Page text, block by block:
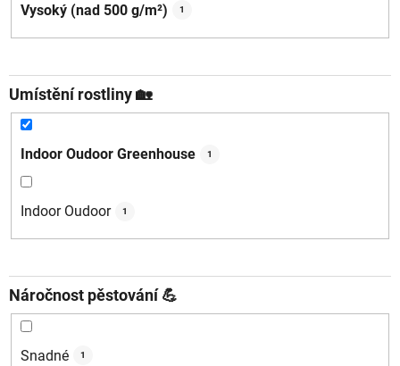
Vysoký (nad 500 g/m²) 1
Umístění rostliny 🏡
Indoor Oudoor Greenhouse 1
Indoor Oudoor 1
Náročnost pěstování 💪
Snadné 1